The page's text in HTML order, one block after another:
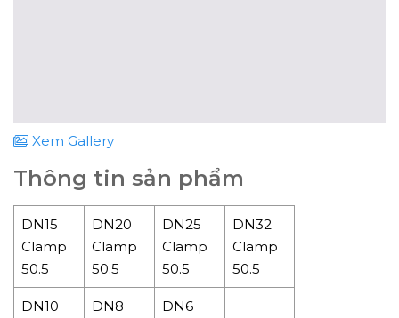
Xem Gallery
Thông tin sản phẩm
DN15
Clamp
50.5
DN20
Clamp
50.5
DN25
Clamp
50.5
DN32
Clamp
50.5
DN10
DN8
DN6